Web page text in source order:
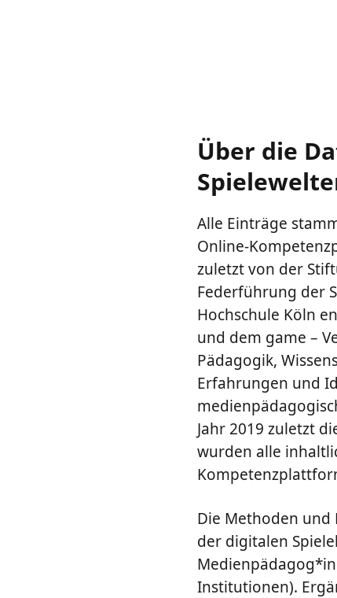
Über die
Alle Einträge
Online-
zuletzt von der
Federführung der
Hochschule Köln
und dem game –
Pädagogik,
Erfahrungen und
Jahr 2019 zuletzt
wurden alle
Die Methoden
der digitalen
Institutionen).